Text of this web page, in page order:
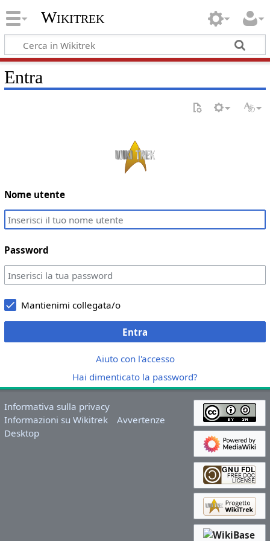
Wikitrek
Entra
Nome utente
Password
Mantienimi collegata/o
Entra
Aiuto con l'accesso
Hai dimenticato la password?
Informativa sulla privacy
Informazioni su Wikitrek
Avvertenze
Desktop